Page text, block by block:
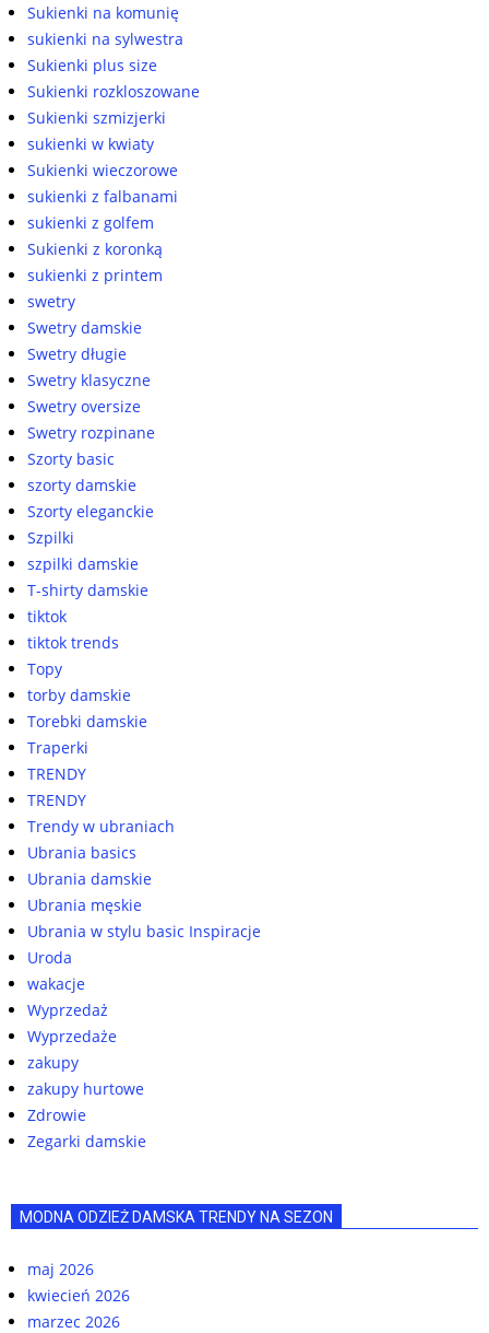
Sukienki na komunię
sukienki na sylwestra
Sukienki plus size
Sukienki rozkloszowane
Sukienki szmizjerki
sukienki w kwiaty
Sukienki wieczorowe
sukienki z falbanami
sukienki z golfem
Sukienki z koronką
sukienki z printem
swetry
Swetry damskie
Swetry długie
Swetry klasyczne
Swetry oversize
Swetry rozpinane
Szorty basic
szorty damskie
Szorty eleganckie
Szpilki
szpilki damskie
T-shirty damskie
tiktok
tiktok trends
Topy
torby damskie
Torebki damskie
Traperki
TRENDY
TRENDY
Trendy w ubraniach
Ubrania basics
Ubrania damskie
Ubrania męskie
Ubrania w stylu basic Inspiracje
Uroda
wakacje
Wyprzedaż
Wyprzedaże
zakupy
zakupy hurtowe
Zdrowie
Zegarki damskie
MODNA ODZIEŻ DAMSKA TRENDY NA SEZON
maj 2026
kwiecień 2026
marzec 2026